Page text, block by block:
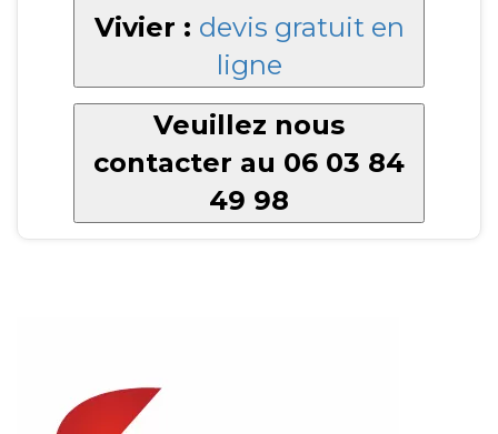
Vivier : devis gratuit en
ligne
Veuillez nous
contacter au 06 03 84
49 98